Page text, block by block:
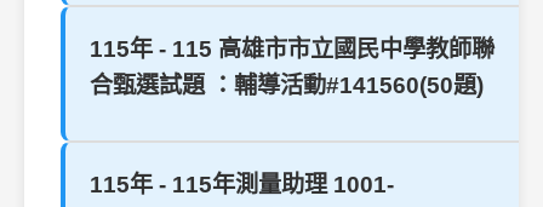
115年 - 115 高雄市市立國民中學教師聯
合甄選試題 ：輔導活動#141560(50題)
115年 - 115年測量助理 1001-